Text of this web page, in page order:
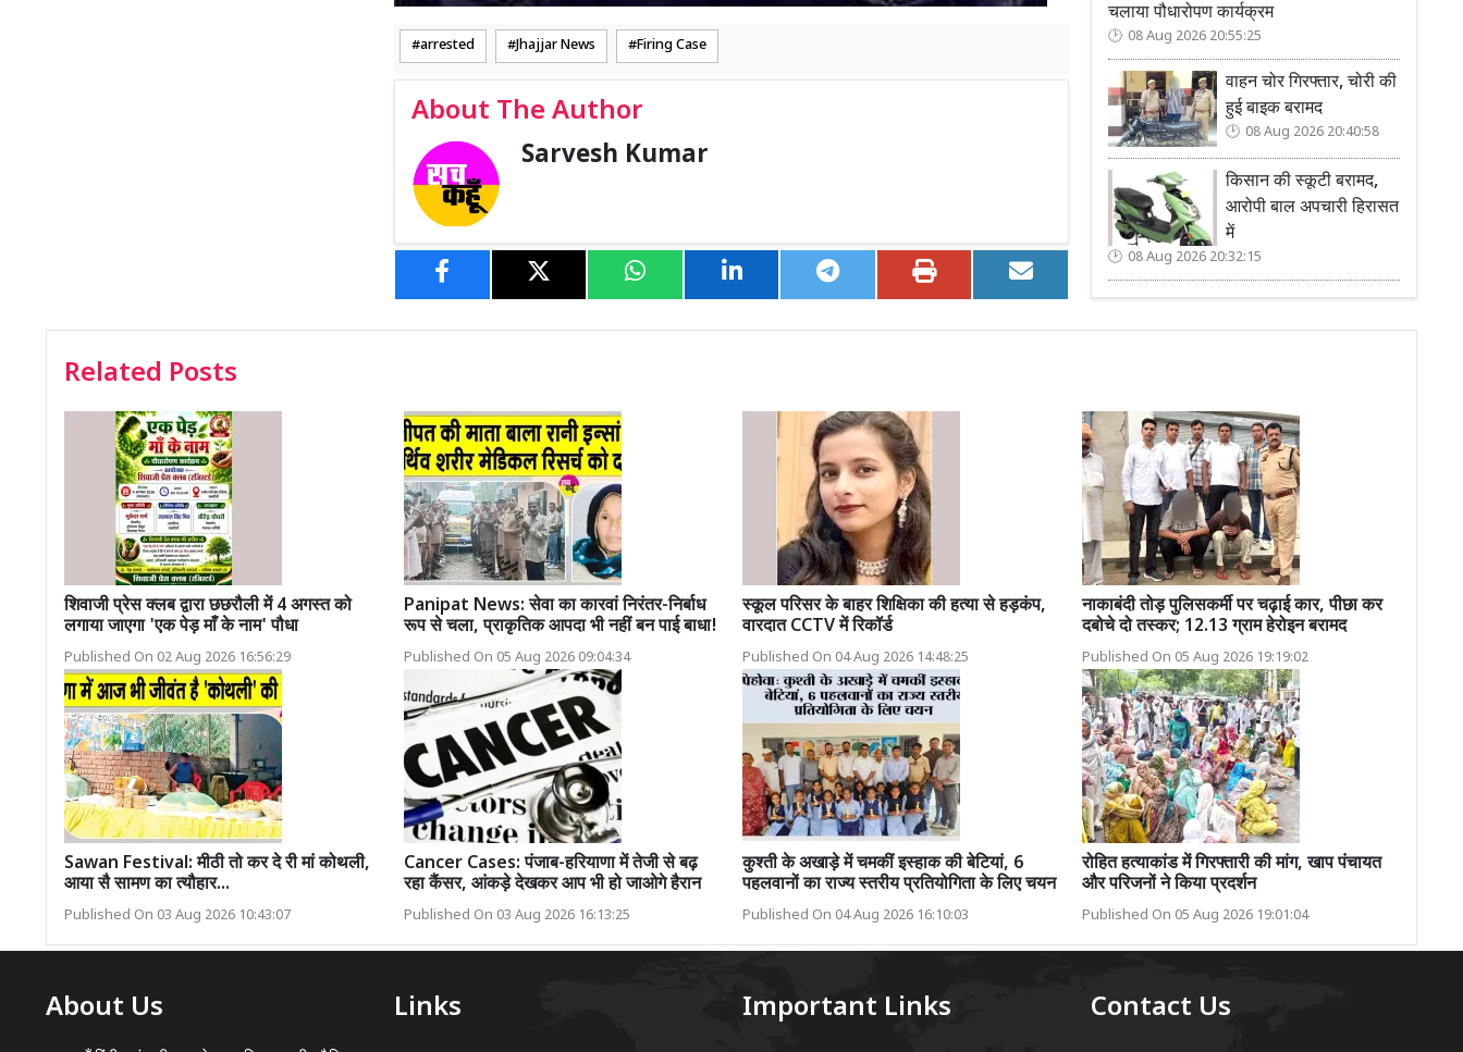
arrested Jhajjar News Firing Case
About The Author
Sarvesh Kumar
चलाया पौधारोपण कार्यक्रम
08 Aug 2026 20:55:25
वाहन चोर गिरफ्तार, चोरी की
हुई बाइक बरामद
08 Aug 2026 20:40:58
किसान की स्कूटी बरामद,
आरोपी बाल अपचारी हिरासत
में
08 Aug 2026 20:32:15
Related Posts
शिवाजी प्रेस क्लब द्वारा छछरौली में 4 अगस्त को
लगाया जाएगा 'एक पेड़ माँ के नाम' पौधा
Published On 02 Aug 2026 16:56:29
Panipat News: सेवा का कारवां निरंतर-निर्बाध
रूप से चला, प्राकृतिक आपदा भी नहीं बन पाई बाधा!
Published On 05 Aug 2026 09:04:34
स्कूल परिसर के बाहर शिक्षिका की हत्या से हड़कंप,
वारदात CCTV में रिकॉर्ड
Published On 04 Aug 2026 14:48:25
नाकाबंदी तोड़ पुलिसकर्मी पर चढ़ाई कार, पीछा कर
दबोचे दो तस्कर; 12.13 ग्राम हेरोइन बरामद
Published On 05 Aug 2026 19:19:02
Sawan Festival: मीठी तो कर दे री मां कोथली,
आया सै सामण का त्यौहार...
Published On 03 Aug 2026 10:43:07
Cancer Cases: पंजाब-हरियाणा में तेजी से बढ़
रहा कैंसर, आंकड़े देखकर आप भी हो जाओगे हैरान
Published On 03 Aug 2026 16:13:25
कुश्ती के अखाड़े में चमकीं इस्हाक की बेटियां, 6
पहलवानों का राज्य स्तरीय प्रतियोगिता के लिए चयन
Published On 04 Aug 2026 16:10:03
रोहित हत्याकांड में गिरफ्तारी की मांग, खाप पंचायत
और परिजनों ने किया प्रदर्शन
Published On 05 Aug 2026 19:01:04
About Us Links Important Links Contact Us